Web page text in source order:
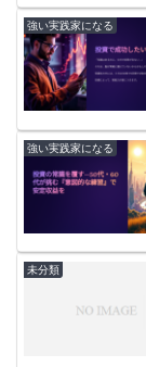
強い実践家になる
強い実践家になる
未分類